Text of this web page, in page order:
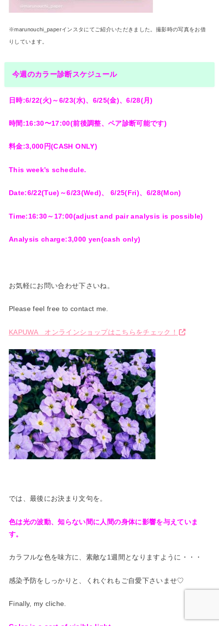
※marunouchi_paperインスタにてご紹介いただきました。撮影時の写真をお借
りしています。
今週のカラー診断スケジュール
日時:6/22(火)～6/23(水)、6/25(金)、6/28(月)
時間:16:30〜17:00(前後調整、ペア診断可能です)
料金:3,000円(CASH ONLY)
This week’s schedule.
Date:6/22(Tue)～6/23(Wed)、 6/25(Fri)、6/28(Mon)
Time:16:30～17:00(adjust and pair analysis is possible)
Analysis charge:3,000 yen(cash only)
お気軽にお問い合わせ下さいね。
Please feel free to contact me.
KAPUWA オンラインショップはこちらをチェック！
では、最後にお決まり文句を。
色は光の波動、知らない間に人間の身体に影響を与えていま
す。
カラフルな色を味方に、素敵な1週間となりますように・・・
感染予防をしっかりと、くれぐれもご自愛下さいませ♡
Finally, my cliche.